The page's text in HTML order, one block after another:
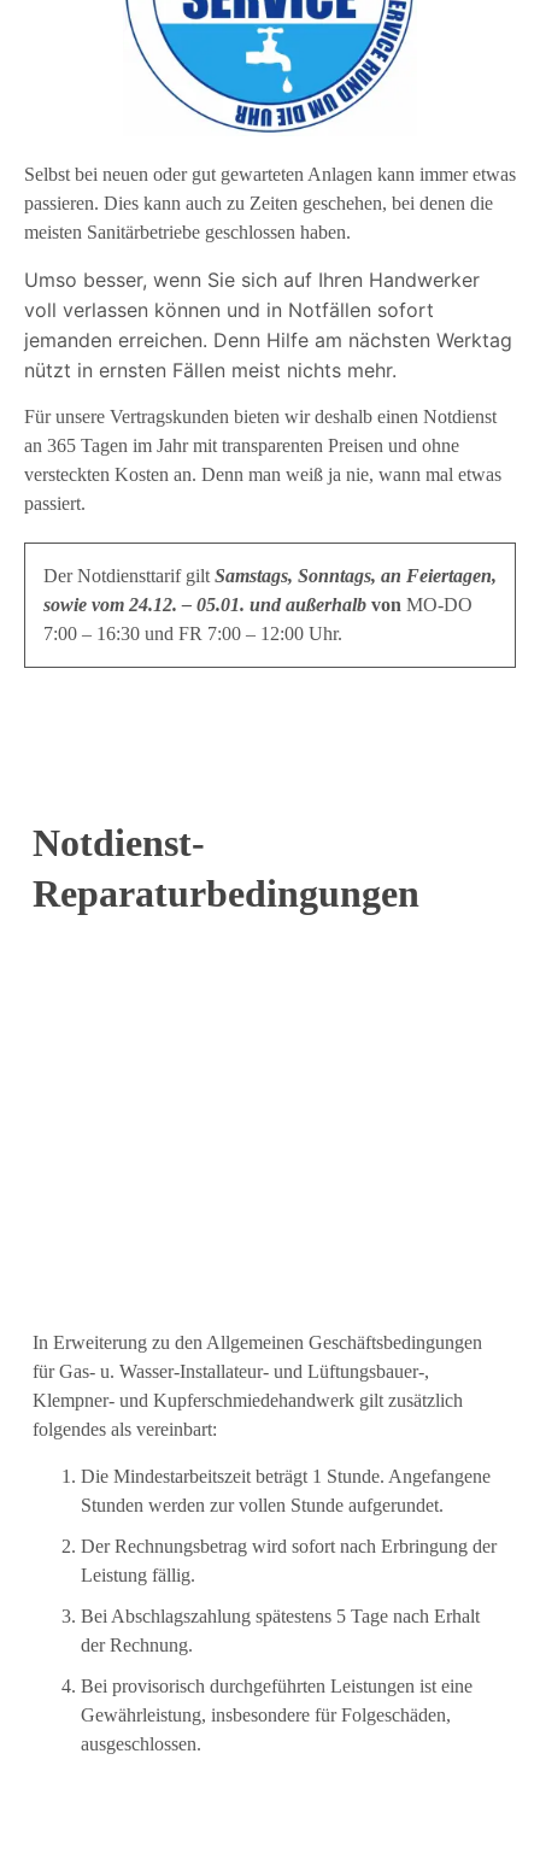
Selbst bei neuen oder gut gewarteten Anlagen kann immer etwas
passieren. Dies kann auch zu Zeiten geschehen, bei denen die
meisten Sanitärbetriebe geschlossen haben.
Umso besser, wenn Sie sich auf Ihren Handwerker
voll verlassen können und in Notfällen sofort
jemanden erreichen. Denn Hilfe am nächsten Werktag
nützt in ernsten Fällen meist nichts mehr.
Für unsere Vertragskunden bieten wir deshalb einen Notdienst
an 365 Tagen im Jahr mit transparenten Preisen und ohne
versteckten Kosten an. Denn man weiß ja nie, wann mal etwas
passiert.
Der Notdiensttarif gilt Samstags, Sonntags, an Feiertagen,
sowie vom 24.12. – 05.01. und außerhalb von MO-DO
7:00 – 16:30 und FR 7:00 – 12:00 Uhr.
Notdienst-
Reparaturbedingungen
In Erweiterung zu den Allgemeinen Geschäftsbedingungen
für Gas- u. Wasser-Installateur- und Lüftungsbauer-,
Klempner- und Kupferschmiedehandwerk gilt zusätzlich
folgendes als vereinbart:
Die Mindestarbeitszeit beträgt 1 Stunde. Angefangene
Stunden werden zur vollen Stunde aufgerundet.
Der Rechnungsbetrag wird sofort nach Erbringung der
Leistung fällig.
Bei Abschlagszahlung spätestens 5 Tage nach Erhalt
der Rechnung.
Bei provisorisch durchgeführten Leistungen ist eine
Gewährleistung, insbesondere für Folgeschäden,
ausgeschlossen.